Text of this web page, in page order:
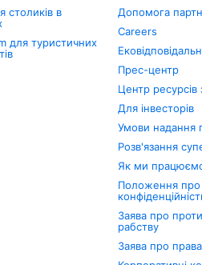
столиків в
для туристичних
Допомога
Careers
Прес-центр
Центр ресурсів
Для інвесторів
Умови надання
Розв'язання
Як ми
Положення про
Заява про
рабству
Заява про